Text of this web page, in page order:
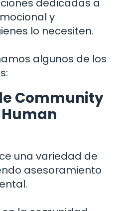
dedicadas a
y
lo necesiten.
algunos de los
Community
una variedad de
asesoramiento